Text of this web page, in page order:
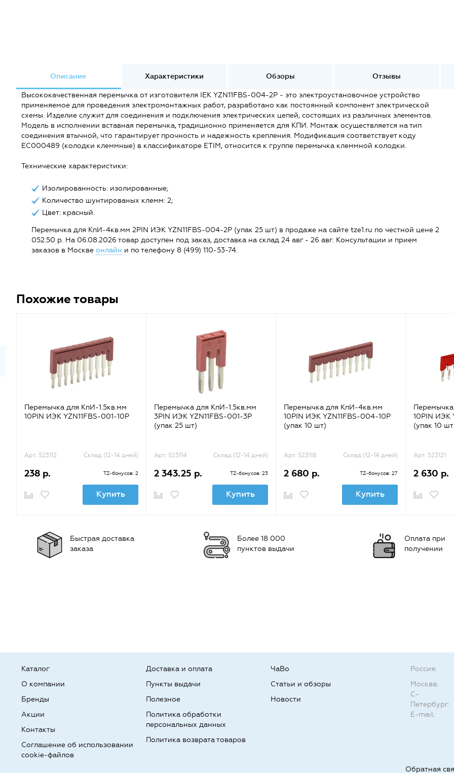
Описание Характеристики Обзоры Отзывы
Высококачественная перемычка от изготовителя IEK YZN11FBS-004-2P - это электроустановочное устройство
применяемое для проведения электромонтажных работ, разработано как постоянный компонент электрической
схемы. Изделие служит для соединения и подключения электрических цепей, состоящих из различных элементов.
Модель в исполнении вставная перемычка, традиционно применяется для КПИ. Монтаж осуществляется на тип
соединения втычной, что гарантирует прочность и надежность крепления. Модификация соответствует коду
EC000489 (колодки клеммные) в классификаторе ETIM, относится к группе перемычка клеммной колодки.
Технические характеристики:
Изолированность: изолированные;
Количество шунтированых клемм: 2;
Цвет: красный.
Перемычка для КпИ-4кв.мм 2PIN ИЭК YZN11FBS-004-2P (упак 25 шт) в продаже на сайте tze1.ru по честной цене 2
052.50 р. На 06.08.2026 товар доступен под заказ, доставка на склад 24 авг - 26 авг. Консультации и прием
заказов в Москве онлайн и по телефону 8 (499) 110-53-74.
Похожие товары
Перемычка для КпИ-1.5кв.мм
10PIN ИЭК YZN11FBS-001-10P
Арт. 523112 Склад (12-14 дней)
238 р. TZ-бонусов: 2
Купить
Перемычка для КпИ-1.5кв.мм
3PIN ИЭК YZN11FBS-001-3P
(упак 25 шт)
Арт. 523114 Склад (12-14 дней)
2 343.25 р. TZ-бонусов: 23
Купить
Перемычка для КпИ-4кв.мм
10PIN ИЭК YZN11FBS-004-10P
(упак 10 шт)
Арт. 523118 Склад (12-14 дней)
2 680 р. TZ-бонусов: 27
Купить
10PIN ИЭК
(упак 10
Арт. 523121
2 630 р.
Быстрая доставка
заказа
Более 18 000
пунктов выдачи
Оплата при
получении
Каталог
О компании
Бренды
Доставка и оплата
Пункты выдачи
Полезное
ЧаВо
Статьи и обзоры
Новости
Акции
Контакты
Соглашение об использовании
cookie-файлов
Политика обработки
персональных данных
Политика возврата товаров
Россия:
Москва:
С-
Петербург:
E-mail:
Обратная